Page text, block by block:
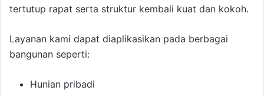
tertutup rapat serta struktur kembali kuat dan kokoh.
Layanan kami dapat diaplikasikan pada berbagai
bangunan seperti:
Hunian pribadi